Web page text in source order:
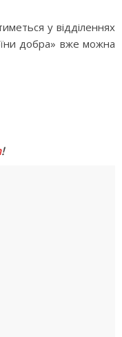
у відділеннях
добра» вже можна
!